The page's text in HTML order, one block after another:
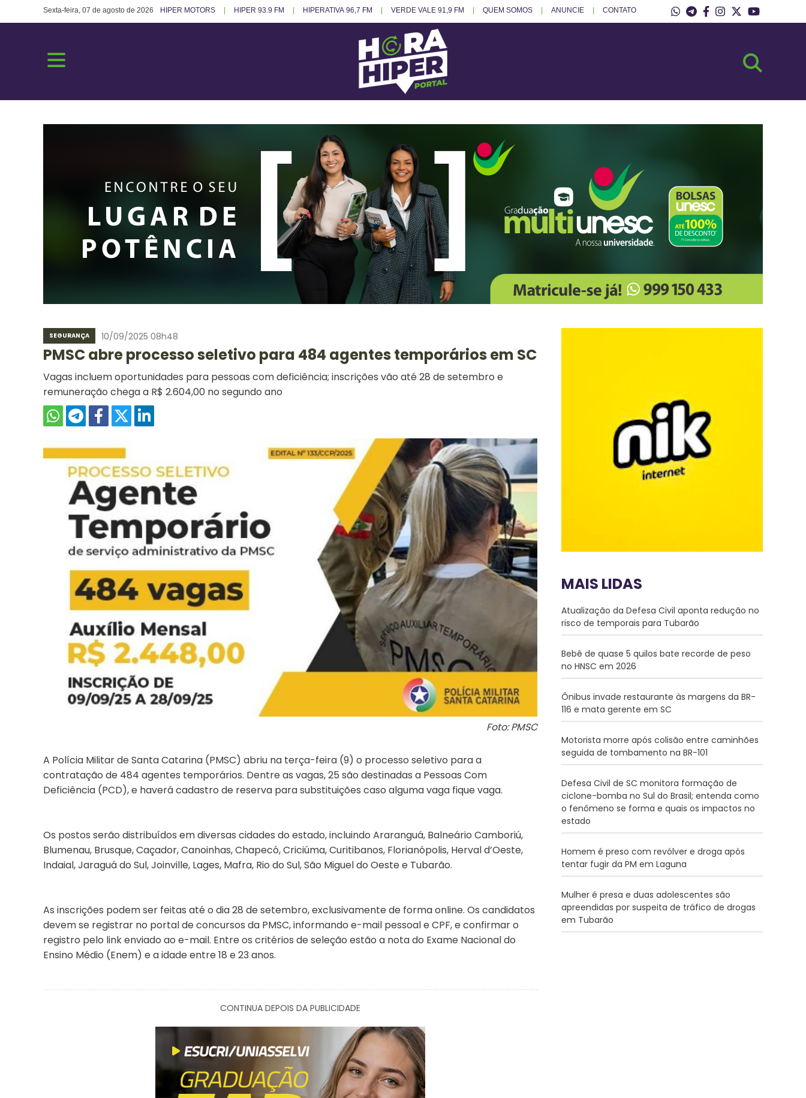
Sexta-feira, 07 de agosto de 2026 HIPER MOTORS HIPER 93.9 FM HIPERATIVA 96,7 FM VERDE VALE 91,9 FM QUEM SOMOS ANUNCIE CONTATO
SEGURANÇA 10/09/2025 08h48
PMSC abre processo seletivo para 484 agentes temporários em SC
Vagas incluem oportunidades para pessoas com deficiência; inscrições vão até 28 de setembro e
remuneração chega a R$ 2.604,00 no segundo ano
Foto: PMSC
A Polícia Militar de Santa Catarina (PMSC) abriu na terça-feira (9) o processo seletivo para a
contratação de 484 agentes temporários. Dentre as vagas, 25 são destinadas a Pessoas Com
Deficiência (PCD), e haverá cadastro de reserva para substituições caso alguma vaga fique vaga.
Os postos serão distribuídos em diversas cidades do estado, incluindo Araranguá, Balneário Camboriú,
Blumenau, Brusque, Caçador, Canoinhas, Chapecó, Criciúma, Curitibanos, Florianópolis, Herval d’Oeste,
Indaial, Jaraguá do Sul, Joinville, Lages, Mafra, Rio do Sul, São Miguel do Oeste e Tubarão.
As inscrições podem ser feitas até o dia 28 de setembro, exclusivamente de forma online. Os candidatos
devem se registrar no portal de concursos da PMSC, informando e-mail pessoal e CPF, e confirmar o
registro pelo link enviado ao e-mail. Entre os critérios de seleção estão a nota do Exame Nacional do
Ensino Médio (Enem) e a idade entre 18 e 23 anos.
CONTINUA DEPOIS DA PUBLICIDADE
MAIS LIDAS
Atualização da Defesa Civil aponta redução no
risco de temporais para Tubarão
Bebê de quase 5 quilos bate recorde de peso
no HNSC em 2026
Ônibus invade restaurante às margens da BR-
116 e mata gerente em SC
Motorista morre após colisão entre caminhões
seguida de tombamento na BR-101
Defesa Civil de SC monitora formação de
ciclone-bomba no Sul do Brasil; entenda como
o fenômeno se forma e quais os impactos no
estado
Homem é preso com revólver e droga após
tentar fugir da PM em Laguna
Mulher é presa e duas adolescentes são
apreendidas por suspeita de tráfico de drogas
em Tubarão